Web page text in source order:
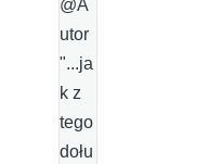
@A
utor
"...ja
k z
tego
dołu